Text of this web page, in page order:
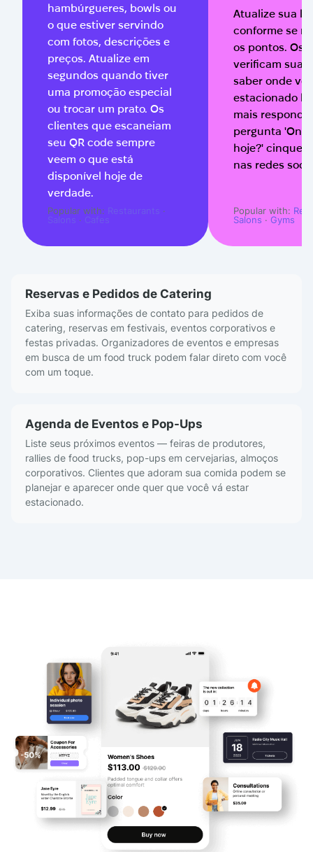
hambúrgueres, bowls ou
o que estiver servindo
com fotos, descrições e
preços. Atualize em
segundos quando tiver
uma promoção especial
ou trocar um prato. Os
clientes que escaneiam
seu QR code sempre
veem o que está
disponível hoje de
verdade.
Popular with: Restaurants ·
Salons · Cafes
Atualize sua
conforme se
os pontos. Os
verificam sua
saber onde
estacionado
mais
pergunta
hoje?'
nas redes
Popular with:
Salons ·Gyms
Reservas e Pedidos de Catering
Exiba suas informações de contato para pedidos de
catering, reservas em festivais, eventos corporativos e
festas privadas. Organizadores de eventos e empresas
em busca de um food truck podem falar direto com você
com um toque.
Agenda de Eventos e Pop-Ups
Liste seus próximos eventos — feiras de produtores,
rallies de food trucks, pop-ups em cervejarias, almoços
corporativos. Clientes que adoram sua comida podem se
planejar e aparecer onde quer que você vá estar
estacionado.